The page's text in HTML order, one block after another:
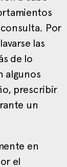
Por
las
de lo
algunos
prescribir
un
en
el